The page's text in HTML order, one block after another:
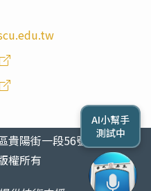
貴陽街一段56號2438室
權所有
AI小幫手
測試中